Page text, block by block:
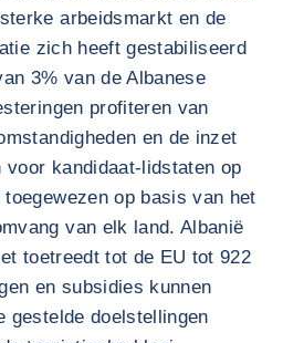
arbeidsmarkt en de
zich heeft gestabiliseerd
3% van de Albanese
profiteren van
en de inzet
voor kandidaat-lidstaten op
op basis van het
van elk land. Albanië
toetreedt tot de EU tot 922
en subsidies kunnen
gestelde doelstellingen